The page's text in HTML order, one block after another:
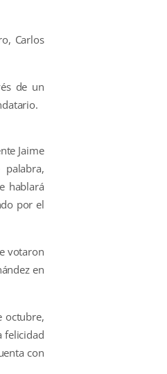
Carlos
de un
Jaime
hablará
por el
votaron
en
octubre,
felicidad
con